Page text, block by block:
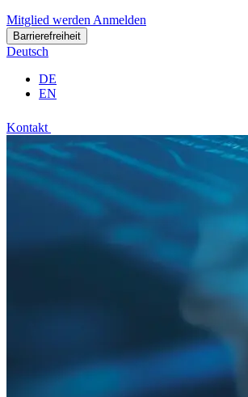
Mitglied werden Anmelden
Barrierefreiheit
Deutsch
DE
EN
Kontakt